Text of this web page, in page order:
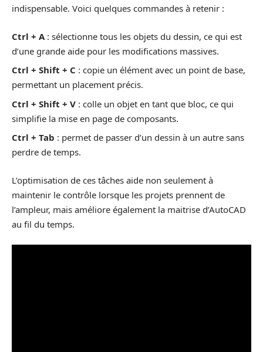
indispensable. Voici quelques commandes à retenir :
Ctrl + A : sélectionne tous les objets du dessin, ce qui est
d’une grande aide pour les modifications massives.
Ctrl + Shift + C : copie un élément avec un point de base,
permettant un placement précis.
Ctrl + Shift + V : colle un objet en tant que bloc, ce qui
simplifie la mise en page de composants.
Ctrl + Tab : permet de passer d’un dessin à un autre sans
perdre de temps.
L’optimisation de ces tâches aide non seulement à
maintenir le contrôle lorsque les projets prennent de
l’ampleur, mais améliore également la maitrise d’AutoCAD
au fil du temps.